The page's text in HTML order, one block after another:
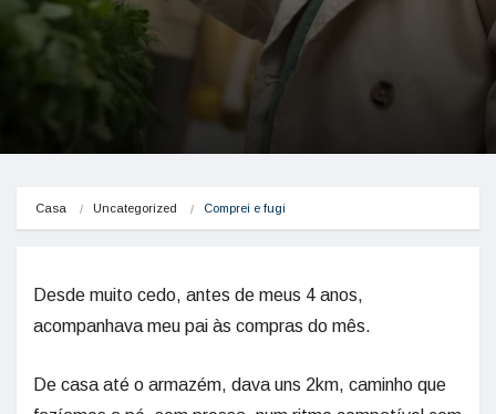
Casa Uncategorized Comprei e fugi
Desde muito cedo, antes de meus 4 anos,
acompanhava meu pai às compras do mês.
De casa até o armazém, dava uns 2km, caminho que